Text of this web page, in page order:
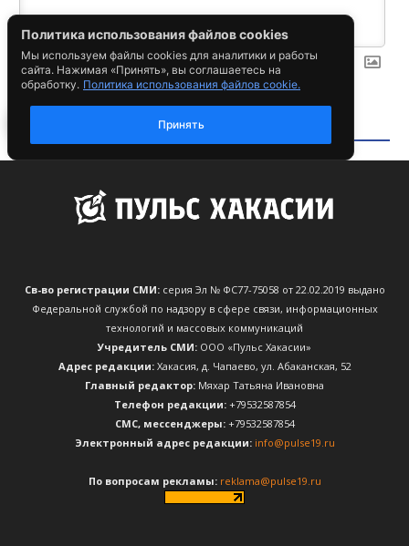
Св-во регистрации СМИ:серия Эл № ФС77-75058 от 22.02.2019 выдано
Федеральной службой по надзору в сфере связи, информационных
технологий и массовых коммуникаций
Учредитель СМИ: ООО «Пульс Хакасии»
Адрес редакции:Хакасия, д. Чапаево, ул. Абаканская, 52
Главный редактор: Мяхар Татьяна Ивановна
Телефон редакции:+79532587854
CМС, мессенджеры:+79532587854
Электронный адрес редакции: info@pulse19.ru
По вопросам рекламы: reklama@pulse19.ru